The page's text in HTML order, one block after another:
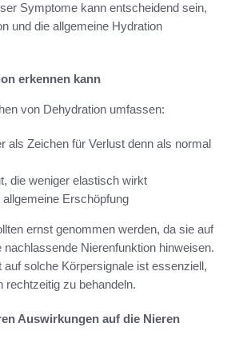
Symptome kann entscheidend sein,
und die allgemeine Hydration
erkennen kann
von Dehydration umfassen:
als Zeichen für Verlust denn als normal
die weniger elastisch wirkt
Erschöpfung
ernst genommen werden, da sie auf
Nierenfunktion hinweisen.
solche Körpersignale ist essenziell,
rechtzeitig zu behandeln.
Auswirkungen auf die Nieren